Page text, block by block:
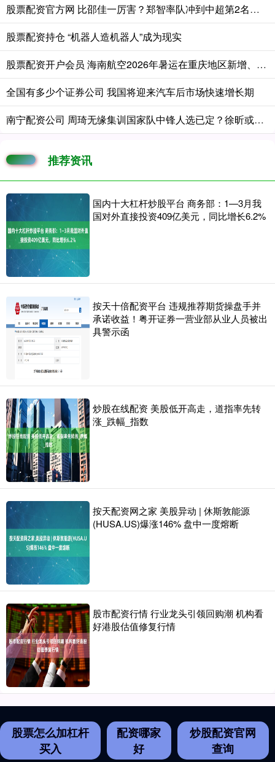
股票配资官方网 比邵佳一厉害？郑智率队冲到中超第2名，李昊4场零封有望成国足第1门将
股票配资持仓 “机器人造机器人”成为现实
股票配资开户会员 海南航空2026年暑运在重庆地区新增、加密12条国内航线
全国有多少个证券公司 我国将迎来汽车后市场快速增长期
南宁配资公司 周琦无缘集训国家队中锋人选已定？徐昕或成为第三人选
推荐资讯
国内十大杠杆炒股平台 商务部：1—3月我
国对外直接投资409亿美元，同比增长6.2%
按天十倍配资平台 违规推荐期货操盘手并
承诺收益！粤开证券一营业部从业人员被出
具警示函
炒股在线配资 美股低开高走，道指率先转
涨_跌幅_指数
按天配资网之家 美股异动 | 休斯敦能源
(HUSA.US)爆涨146% 盘中一度熔断
股市配资行情 行业龙头引领回购潮 机构看
好港股估值修复行情
股票怎么加杠杆
买入
配资哪家
好
炒股配资官网
查询